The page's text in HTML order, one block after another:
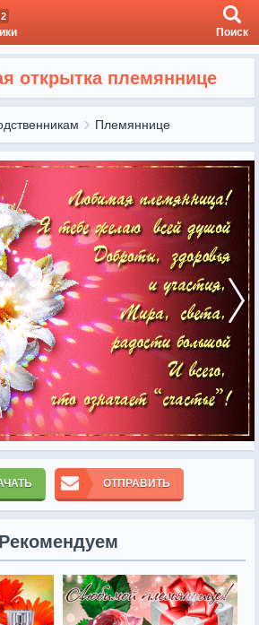
2
Поиск
открытка племяннице
Племяннице
ОТПРАВИТЬ
Рекомендуем